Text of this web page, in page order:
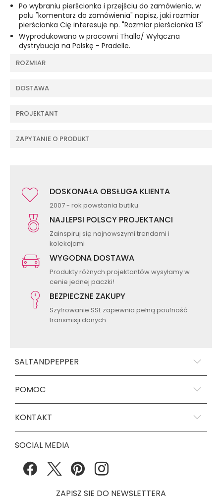
Po wybraniu pierścionka i przejściu do zamówienia, w
polu "komentarz do zamówienia" napisz, jaki rozmiar
pierścionka Cię interesuje np. "Rozmiar pierścionka 13"
Wyprodukowano w pracowni Thallo/ Wyłączna
dystrybucja na Polskę - Pradelle.
ROZMIAR
DOSTAWA
PROJEKTANT
ZAPYTANIE O PRODUKT
DOSKONAŁA OBSŁUGA KLIENTA
2007 - rok powstania butiku
NAJLEPSI POLSCY PROJEKTANCI
Zainspiruj się najnowszymi trendami i
kolekcjami
WYGODNA DOSTAWA
Produkty różnych projektantów wysyłamy w
cenie jednej paczki!
BEZPIECZNE ZAKUPY
Szyfrowanie SSL zapewnia pełną poufność
transmisji danych
SALTANDPEPPER
POMOC
KONTAKT
SOCIAL MEDIA
ZAPISZ SIE DO NEWSLETTERA